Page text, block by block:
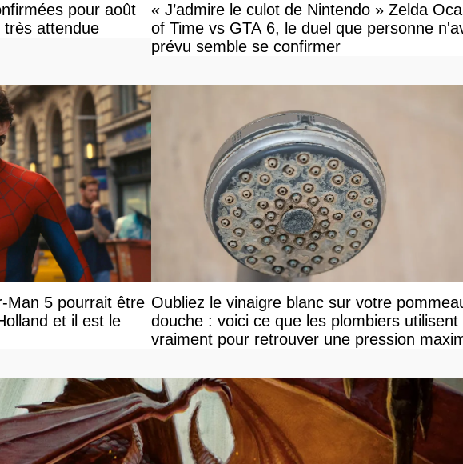
pour août
très attendue
« J’admire le culot de Nintendo » Zelda
of Time vs GTA 6, le duel que personne
prévu semble se confirmer
Man 5 pourrait être
et il est le
Oubliez le vinaigre blanc sur votre
douche : voici ce que les plombiers utilisent
vraiment pour retrouver une pression